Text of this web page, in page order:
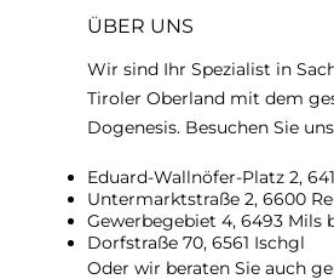
ÜBER UNS
Wir sind Ihr Spezialist in
Tiroler Oberland mit dem
Dogenesis. Besuchen Sie
Eduard-Wallnöfer-Platz 2,
Untermarktstraße 2, 6600
Gewerbegebiet 4, 6493 Mils
Dorfstraße 70, 6561 Ischgl
Oder wir beraten Sie auch